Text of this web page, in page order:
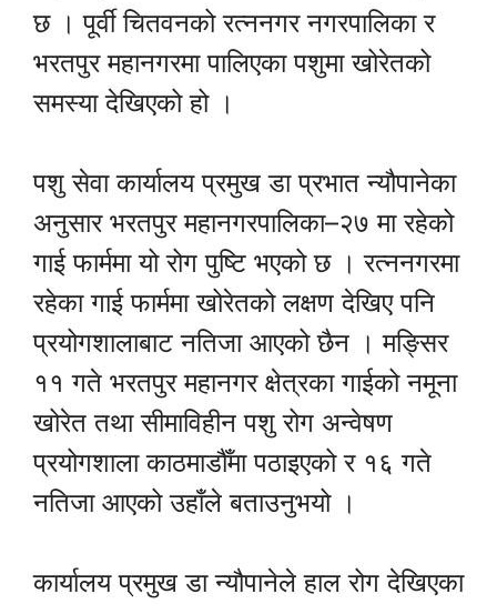
छ । पूर्वी चितवनको रत्ननगर नगरपालिका र
भरतपुर महानगरमा पालिएका पशुमा खोरेतको
समस्या देखिएको हो ।
पशु सेवा कार्यालय प्रमुख डा प्रभात न्यौपानेका
अनुसार भरतपुर महानगरपालिका–२७ मा रहेको
गाई फार्ममा यो रोग पुष्टि भएको छ । रत्ननगरमा
रहेका गाई फार्ममा खोरेतको लक्षण देखिए पनि
प्रयोगशालाबाट नतिजा आएको छैन । मङ्सिर
११ गते भरतपुर महानगर क्षेत्रका गाईको नमूना
खोरेत तथा सीमाविहीन पशु रोग अन्वेषण
प्रयोगशाला काठमाडौँमा पठाइएको र १६ गते
नतिजा आएको उहाँले बताउनुभयो ।
कार्यालय प्रमुख डा न्यौपानेले हाल रोग देखिएका